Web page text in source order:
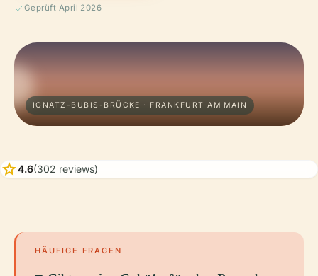
Geprüft April 2026
IGNATZ-BUBIS-BRÜCKE · FRANKFURT AM MAIN
star4.6(302 reviews)
HÄUFIGE FRAGEN